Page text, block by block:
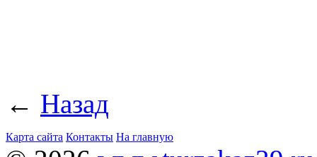
← Назад
Карта сайта Контакты На главную